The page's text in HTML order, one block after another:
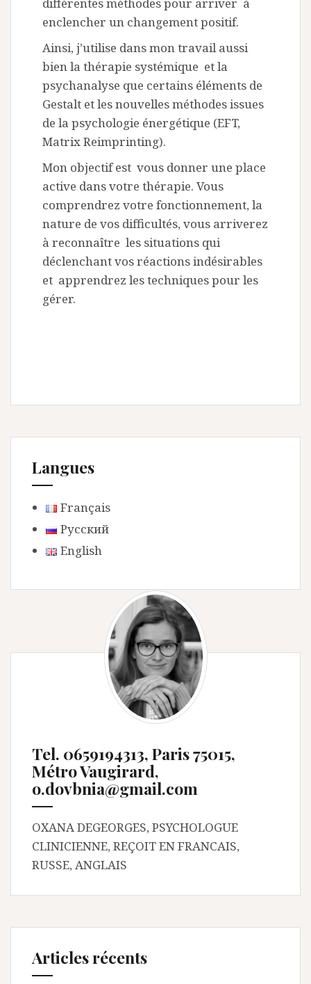
enclencher un changement positif.
Ainsi, j’utilise dans mon travail aussi
bien la thérapie systémique et la
psychanalyse que certains éléments de
Gestalt et les nouvelles méthodes issues
de la psychologie énergétique (EFT,
Matrix Reimprinting).
Mon objectif est vous donner une place
active dans votre thérapie. Vous
comprendrez votre fonctionnement, la
nature de vos difficultés, vous arriverez
à reconnaître les situations qui
déclenchant vos réactions indésirables
et apprendrez les techniques pour les
gérer.
Langues
Français
Русский
English
Tel. 0659194313, Paris 75015,
Métro Vaugirard,
o.dovbnia@gmail.com
OXANA DEGEORGES, PSYCHOLOGUE
CLINICIENNE, REÇOIT EN FRANCAIS,
RUSSE, ANGLAIS
Articles récents